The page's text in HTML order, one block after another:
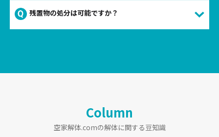
残置物の処分は可能ですか？
Column
空家解体.comの解体に関する豆知識